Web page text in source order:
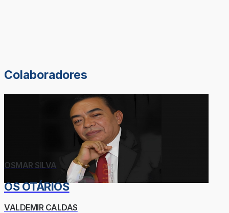
Colaboradores
OSMAR SILVA
OS OTÁRIOS
VALDEMIR CALDAS